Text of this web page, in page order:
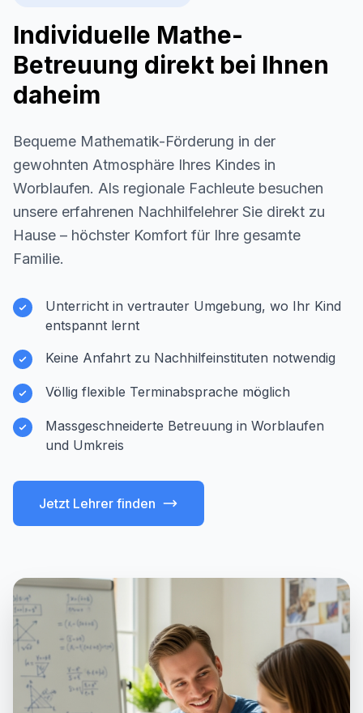
Individuelle Mathe-
Betreuung direkt bei Ihnen
daheim
Bequeme Mathematik-Förderung in der
gewohnten Atmosphäre Ihres Kindes in
Worblaufen. Als regionale Fachleute besuchen
unsere erfahrenen Nachhilfelehrer Sie direkt zu
Hause – höchster Komfort für Ihre gesamte
Familie.
Unterricht in vertrauter Umgebung, wo Ihr Kind
entspannt lernt
Keine Anfahrt zu Nachhilfeinstituten notwendig
Völlig flexible Terminabsprache möglich
Massgeschneiderte Betreuung in Worblaufen
und Umkreis
Jetzt Lehrer finden